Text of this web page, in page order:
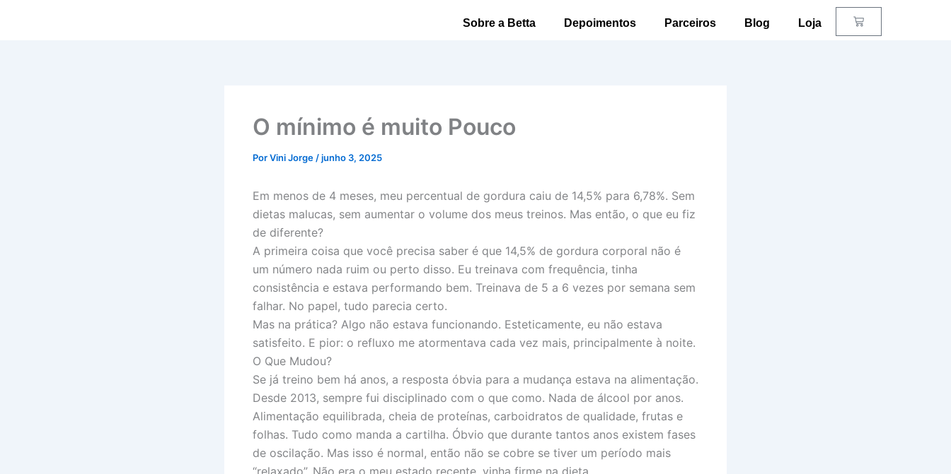
Sobre a Betta Depoimentos Parceiros Blog Loja Carrinho
O mínimo é muito Pouco
PorVini Jorge /junho 3, 2025
Em menos de 4 meses, meu percentual de gordura caiu de 14,5% para 6,78%. Sem
dietas malucas, sem aumentar o volume dos meus treinos. Mas então, o que eu fiz
de diferente?
A primeira coisa que você precisa saber é que 14,5% de gordura corporal não é
um número nada ruim ou perto disso. Eu treinava com frequência, tinha
consistência e estava performando bem. Treinava de 5 a 6 vezes por semana sem
falhar. No papel, tudo parecia certo.
Mas na prática? Algo não estava funcionando. Esteticamente, eu não estava
satisfeito. E pior: o refluxo me atormentava cada vez mais, principalmente à noite.
O Que Mudou?
Se já treino bem há anos, a resposta óbvia para a mudança estava na alimentação.
Desde 2013, sempre fui disciplinado com o que como. Nada de álcool por anos.
Alimentação equilibrada, cheia de proteínas, carboidratos de qualidade, frutas e
folhas. Tudo como manda a cartilha. Óbvio que durante tantos anos existem fases
de oscilação. Mas isso é normal, então não se cobre se tiver um período mais
“relaxado”. Não era o meu estado recente, vinha firme na dieta.